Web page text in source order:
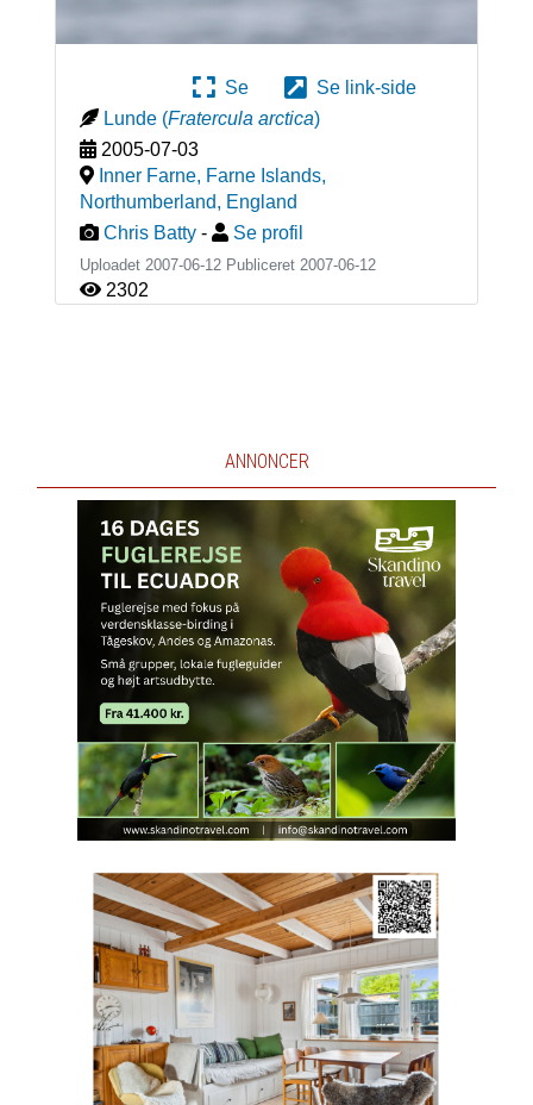
Se
Se link-side
Lunde (Fratercula arctica)
2005-07-03
Inner Farne, Farne Islands,
Northumberland, England
Chris Batty - Se profil
Uploadet 2007-06-12 Publiceret 2007-06-12
2302
ANNONCER